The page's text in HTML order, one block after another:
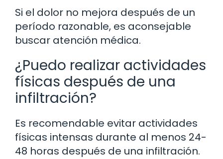
Si el dolor no mejora después de un
período razonable, es aconsejable
buscar atención médica.
¿Puedo realizar actividades
físicas después de una
infiltración?
Es recomendable evitar actividades
físicas intensas durante al menos 24-
48 horas después de una infiltración.